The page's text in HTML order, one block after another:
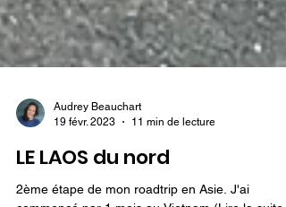
Audrey Beauchart